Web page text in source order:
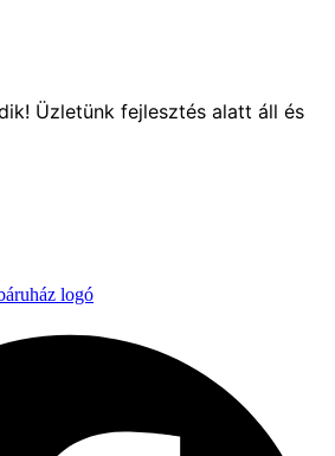
Üzletünk fejlesztés alatt áll és